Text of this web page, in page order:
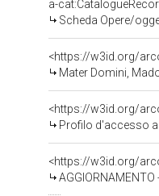
a-
Scheda Opere/
<https://w3id.org/
Mater Domini,
<https://w3id.org/
Profilo d'accesso
<https://w3id.org/